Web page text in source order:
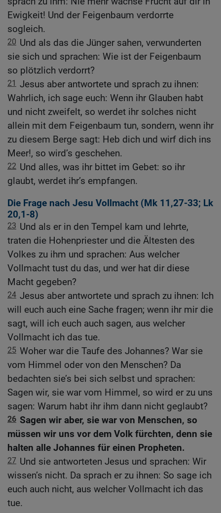
Ewigkeit! Und der Feigenbaum verdorrte
sogleich.
20 Und als das die Jünger sahen, verwunderten
sie sich und sprachen: Wie ist der Feigenbaum
so plötzlich verdorrt?
21 Jesus aber antwortete und sprach zu ihnen:
Wahrlich, ich sage euch: Wenn ihr Glauben habt
und nicht zweifelt, so werdet ihr solches nicht
allein mit dem Feigenbaum tun, sondern, wenn ihr
zu diesem Berge sagt: Heb dich und wirf dich ins
Meer!, so wird’s geschehen.
22 Und alles, was ihr bittet im Gebet: so ihr
glaubt, werdet ihr’s empfangen.
Die Frage nach Jesu Vollmacht (Mk 11,27-33; Lk
20,1-8)
23 Und als er in den Tempel kam und lehrte,
traten die Hohenpriester und die Ältesten des
Volkes zu ihm und sprachen: Aus welcher
Vollmacht tust du das, und wer hat dir diese
Macht gegeben?
24 Jesus aber antwortete und sprach zu ihnen: Ich
will euch auch eine Sache fragen; wenn ihr mir die
sagt, will ich euch auch sagen, aus welcher
Vollmacht ich das tue.
25 Woher war die Taufe des Johannes? War sie
vom Himmel oder von den Menschen? Da
bedachten sie’s bei sich selbst und sprachen:
Sagen wir, sie war vom Himmel, so wird er zu uns
sagen: Warum habt ihr ihm dann nicht geglaubt?
26 Sagen wir aber, sie war von Menschen, so
müssen wir uns vor dem Volk fürchten, denn sie
halten alle Johannes für einen Propheten.
27 Und sie antworteten Jesus und sprachen: Wir
wissen’s nicht. Da sprach er zu ihnen: So sage ich
euch auch nicht, aus welcher Vollmacht ich das
tue.